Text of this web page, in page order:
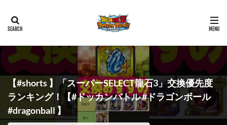
【#shorts 】「スーパーSELECT龍石3」交換優先度
ランキング！【#ドッカンバトル #ドラゴンボール
#dragonball 】